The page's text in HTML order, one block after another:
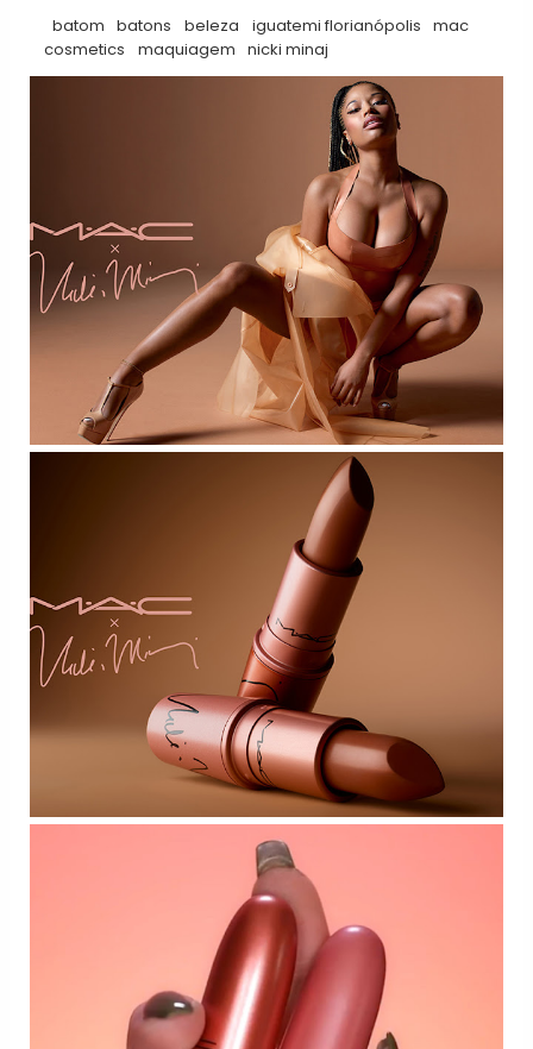
batom batons beleza iguatemi florianópolis
mac
cosmetics
maquiagem nicki minaj